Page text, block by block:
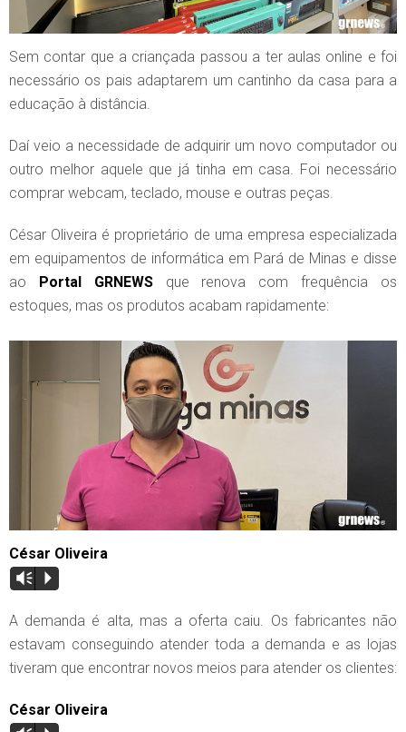
Sem contar que a criançada passou a ter aulas online e foi
necessário os pais adaptarem um cantinho da casa para a
educação à distância.
Daí veio a necessidade de adquirir um novo computador ou
outro melhor aquele que já tinha em casa. Foi necessário
comprar webcam, teclado, mouse e outras peças.
César Oliveira é proprietário de uma empresa especializada
em equipamentos de informática em Pará de Minas e disse
ao
Portal GRNEWSque renova com frequência os
estoques, mas os produtos acabam rapidamente:
César Oliveira
Vm P
A demanda é alta, mas a oferta caiu. Os fabricantes não
estavam conseguindo atender toda a demanda e as lojas
tiveram que encontrar novos meios para atender os clientes:
César Oliveira